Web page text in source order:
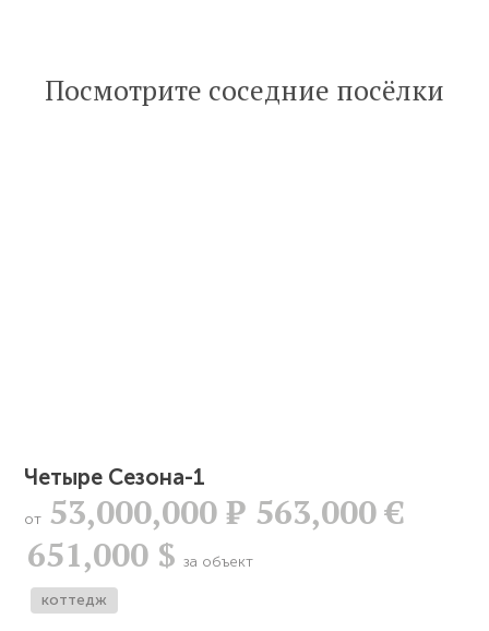
Посмотрите соседние посёлки
Четыре Сезона-1
от 53,000,000Р 563,000 €
651,000 $ за объект
коттедж